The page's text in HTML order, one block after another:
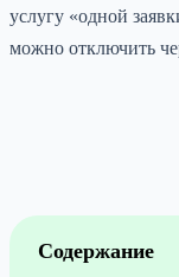
услугу «одной
можно отключить
Содержание